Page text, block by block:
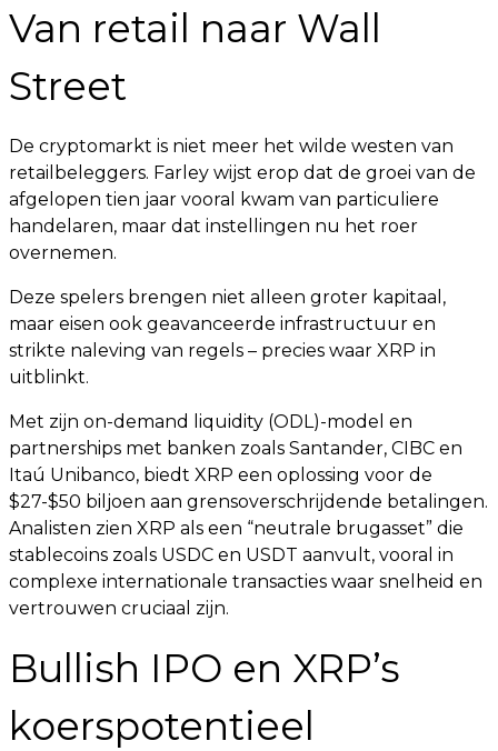
Van retail naar Wall
Street
De cryptomarkt is niet meer het wilde westen van
retailbeleggers. Farley wijst erop dat de groei van de
afgelopen tien jaar vooral kwam van particuliere
handelaren, maar dat instellingen nu het roer
overnemen.
Deze spelers brengen niet alleen groter kapitaal,
maar eisen ook geavanceerde infrastructuur en
strikte naleving van regels – precies waar XRP in
uitblinkt.
Met zijn on-demand liquidity (ODL)-model en
partnerships met banken zoals Santander, CIBC en
Itaú Unibanco, biedt XRP een oplossing voor de
$27-$50 biljoen aan grensoverschrijdende betalingen.
Analisten zien XRP als een “neutrale brugasset” die
stablecoins zoals USDC en USDT aanvult, vooral in
complexe internationale transacties waar snelheid en
vertrouwen cruciaal zijn.
Bullish IPO en XRP’s
koerspotentieel